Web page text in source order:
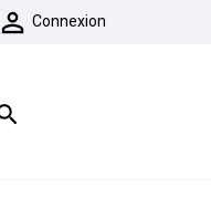
 Connexion